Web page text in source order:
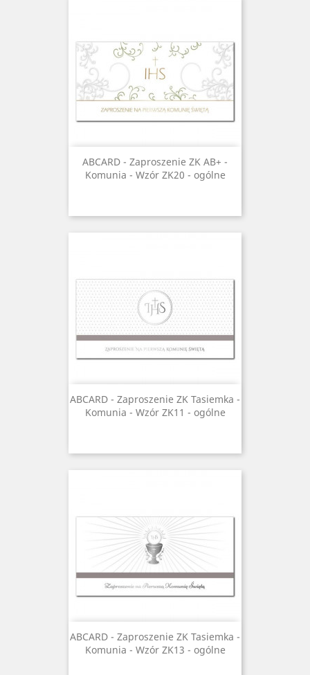
ABCARD - Zaproszenie ZK AB+ -
Komunia - Wzór ZK20 - ogólne
ABCARD - Zaproszenie ZK Tasiemka -
Komunia - Wzór ZK11 - ogólne
ABCARD - Zaproszenie ZK Tasiemka -
Komunia - Wzór ZK13 - ogólne